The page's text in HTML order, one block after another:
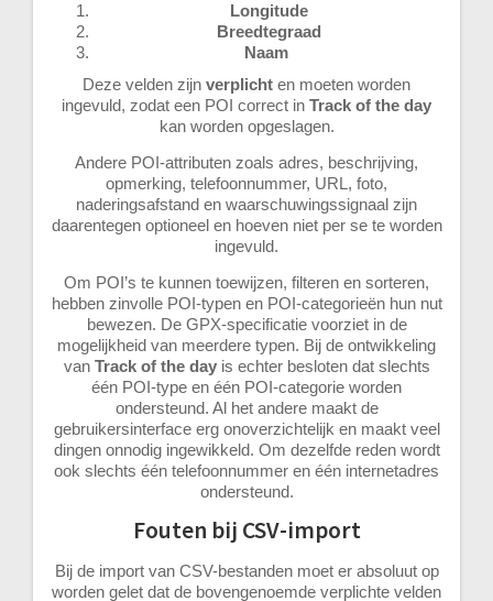
Longitude
Breedtegraad
Naam
Deze velden zijn verplicht en moeten worden
ingevuld, zodat een POI correct in Track of the day
kan worden opgeslagen.
Andere POI-attributen zoals adres, beschrijving,
opmerking, telefoonnummer, URL, foto,
naderingsafstand en waarschuwingssignaal zijn
daarentegen optioneel en hoeven niet per se te worden
ingevuld.
Om POI’s te kunnen toewijzen, filteren en sorteren,
hebben zinvolle POI-typen en POI-categorieën hun nut
bewezen. De GPX-specificatie voorziet in de
mogelijkheid van meerdere typen. Bij de ontwikkeling
van Track of the dayis echter besloten dat slechts
één POI-type en één POI-categorie worden
ondersteund. Al het andere maakt de
gebruikersinterface erg onoverzichtelijk en maakt veel
dingen onnodig ingewikkeld. Om dezelfde reden wordt
ook slechts één telefoonnummer en één internetadres
ondersteund.
Fouten bij CSV-import
Bij de import van CSV-bestanden moet er absoluut op
worden gelet dat de bovengenoemde verplichte velden